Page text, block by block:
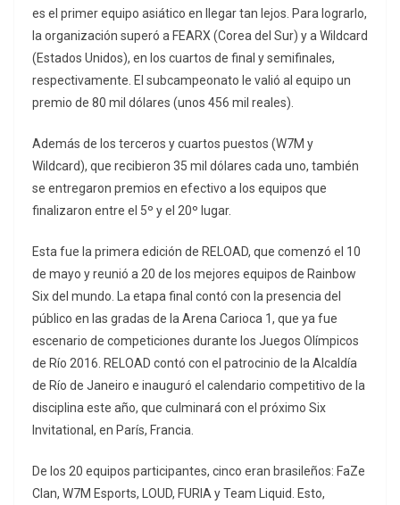
es el primer equipo asiático en llegar tan lejos. Para lograrlo,
la organización superó a FEARX (Corea del Sur) y a Wildcard
(Estados Unidos), en los cuartos de final y semifinales,
respectivamente. El subcampeonato le valió al equipo un
premio de 80 mil dólares (unos 456 mil reales).
Además de los terceros y cuartos puestos (W7M y
Wildcard), que recibieron 35 mil dólares cada uno, también
se entregaron premios en efectivo a los equipos que
finalizaron entre el 5º y el 20º lugar.
Esta fue la primera edición de RELOAD, que comenzó el 10
de mayo y reunió a 20 de los mejores equipos de Rainbow
Six del mundo. La etapa final contó con la presencia del
público en las gradas de la Arena Carioca 1, que ya fue
escenario de competiciones durante los Juegos Olímpicos
de Río 2016. RELOAD contó con el patrocinio de la Alcaldía
de Río de Janeiro e inauguró el calendario competitivo de la
disciplina este año, que culminará con el próximo Six
Invitational, en París, Francia.
De los 20 equipos participantes, cinco eran brasileños: FaZe
Clan, W7M Esports, LOUD, FURIA y Team Liquid. Esto,